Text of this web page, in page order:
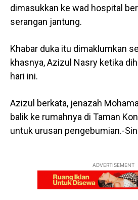
dimasukkan ke wad hospital
serangan jantung.
Khabar duka itu dimaklumkan
khasnya, Azizul Nasry ketika
hari ini.
Azizul berkata, jenazah
balik ke rumahnya di Taman
untuk urusan pengebumian.-
ADVERTISEMENT